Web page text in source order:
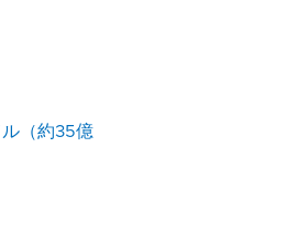
（約35億